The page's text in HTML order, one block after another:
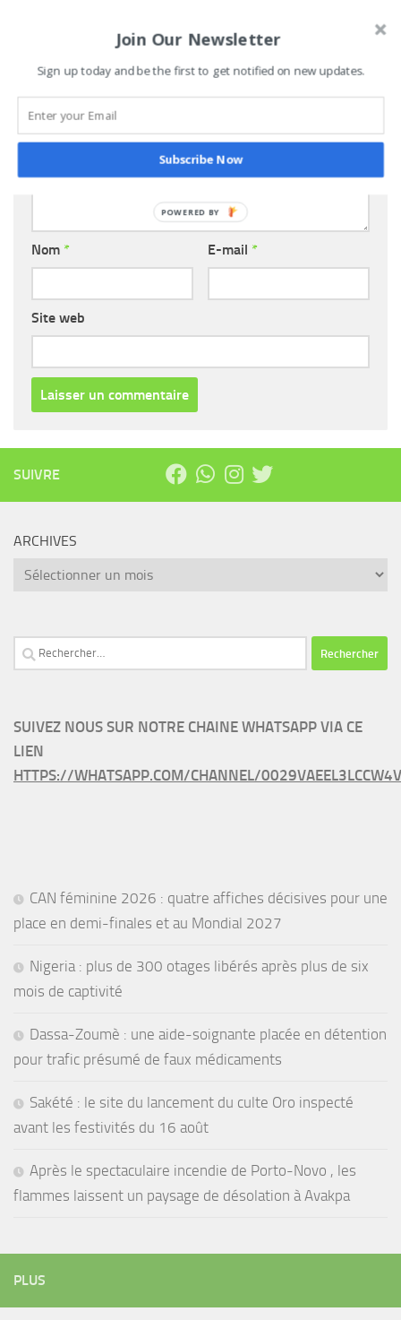
LAISSER UN COMMENTAIRE
Commentaire
Nom * E-mail *
Site web
SUIVRE
ARCHIVES
Archives
Rechercher :
SUIVEZ NOUS SUR NOTRE CHAINE WHATSAPP VIA CE
LIEN
HTTPS://WHATSAPP.COM/CHANNEL/
CAN féminine 2026 : quatre affiches décisives pour une
place en demi-finales et au Mondial 2027
Nigeria : plus de 300 otages libérés après plus de six
mois de captivité
Dassa-Zoumè : une aide-soignante placée en détention
pour trafic présumé de faux médicaments
Sakété : le site du lancement du culte Oro inspecté
avant les festivités du 16 août
Après le spectaculaire incendie de Porto-Novo , les
flammes laissent un paysage de désolation à Avakpa
PLUS
Join Our Newsletter
Sign up today and be the first to get notified on new updates.
Subscribe Now